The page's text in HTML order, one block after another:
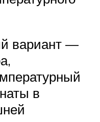
вариант —
в